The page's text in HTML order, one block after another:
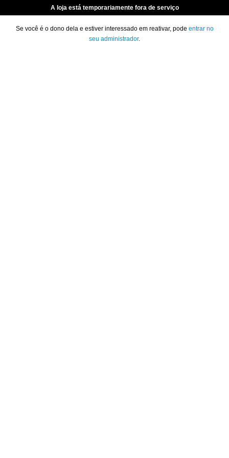
A loja está temporariamente fora de serviço
Se você é o dono dela e estiver interessado em reativar, pode entrar no
seu administrador.